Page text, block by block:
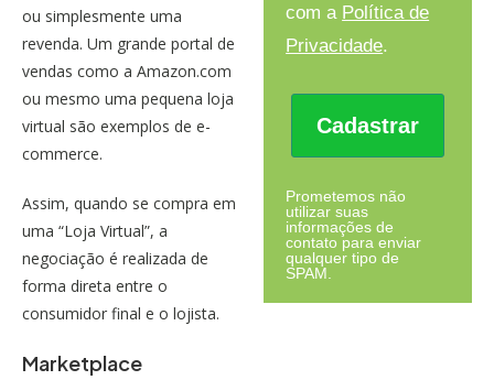
ou simplesmente uma
revenda. Um grande portal de
vendas como a Amazon.com
ou mesmo uma pequena loja
virtual são exemplos de e-
commerce.
Assim, quando se compra em
uma “Loja Virtual”, a
negociação é realizada de
forma direta entre o
consumidor final e o lojista.
Marketplace
com a Política de
Privacidade.
Cadastrar
Prometemos não
utilizar suas
informações de
contato para enviar
qualquer tipo de
SPAM.